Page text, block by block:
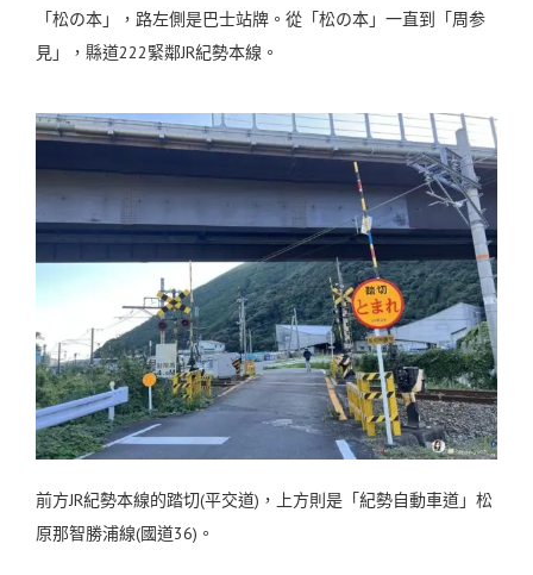
「松の本」，路左側是巴士站牌。從「松の本」一直到「周参
見」，縣道222緊鄰JR紀勢本線。
前方JR紀勢本線的踏切(平交道)，上方則是「紀勢自動車道」松
原那智勝浦線(國道36)。